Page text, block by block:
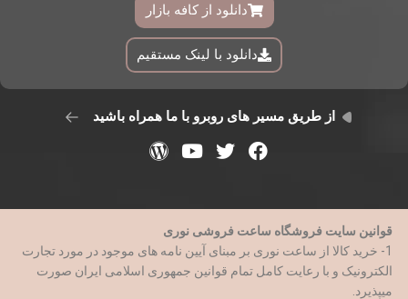
دانلود از کافه بازار
دانلود با لینک مستقیم
از طریق مسیر های روبرو با ما همراه باشید
قوانین سایت فروشگاه ساعت فروشی نوری
1- خرید کالا از ساعت نوری بر مبنای آیین نامه های موجود در مورد تجارت
الکترونیک و با رعایت کامل تمام قوانین جمهوری اسلامی ایران صورت
میپذیرد.